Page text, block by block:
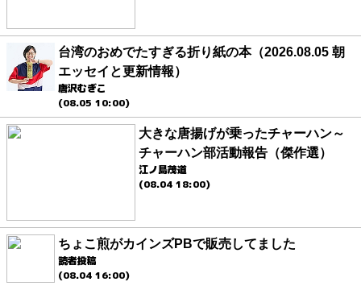
台湾のおめでたすぎる折り紙の本（2026.08.05 朝
エッセイと更新情報）
唐沢むぎこ
(08.05 10:00)
大きな唐揚げが乗ったチャーハン～
チャーハン部活動報告（傑作選）
江ノ島茂道
(08.04 18:00)
ちょこ煎がカインズPBで販売してました
読者投稿
(08.04 16:00)